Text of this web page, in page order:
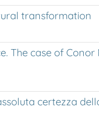
transformation
case of Conor
certezza